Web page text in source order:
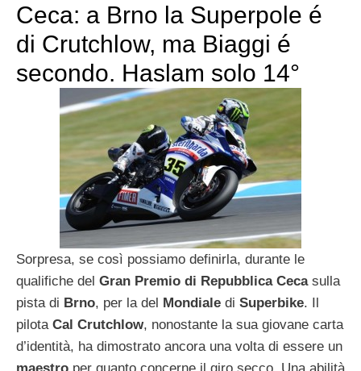
Ceca: a Brno la Superpole é
di Crutchlow, ma Biaggi é
secondo. Haslam solo 14°
Sorpresa, se così possiamo definirla, durante le
qualifiche del Gran Premio di Repubblica Cecasulla
pista di Brno, per la del Mondiale di Superbike. Il
pilota Cal Crutchlow, nonostante la sua giovane carta
d’identità, ha dimostrato ancora una volta di essere un
maestro per quanto concerne il giro secco. Una abilità